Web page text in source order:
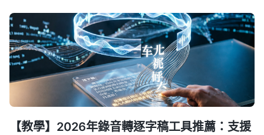
【教學】2026年錄音轉逐字稿工具推薦：支援